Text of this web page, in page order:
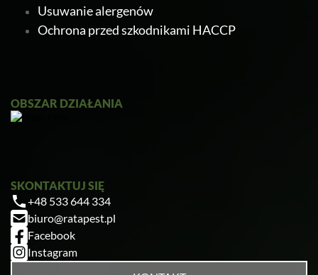
Zrobiłem/am już coś sam/a przed zabiegiem
— pomogłem czy zaszkodziłem?
OBSZAR DZIAŁANIA
Usuwanie alergenów
Ochrona przed szkodnikami HACCP
SKONTAKTUJ SIĘ
+48 533 644 334
biuro@ratapest.pl
Facebook
Instagram